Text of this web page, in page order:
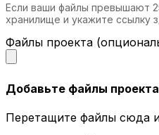
Если ваши файлы превышают
хранилище и укажите ссылку
Файлы проекта
Добавьте файлы проекта
Перетащите файлы сюда